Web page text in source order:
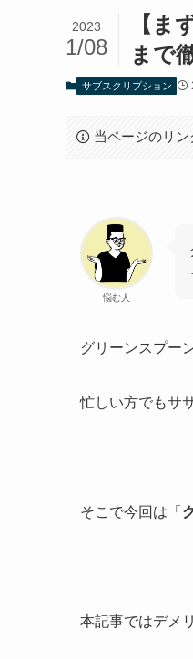
【ま
まで
2023
1/08
サブスクリプション
当ページのリン
悩む人
グリーンスプー
忙しい方でもサ
そこで今回は「
本記事ではデメ